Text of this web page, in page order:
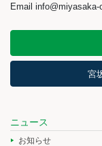
Email
宮
ニュース
お知らせ